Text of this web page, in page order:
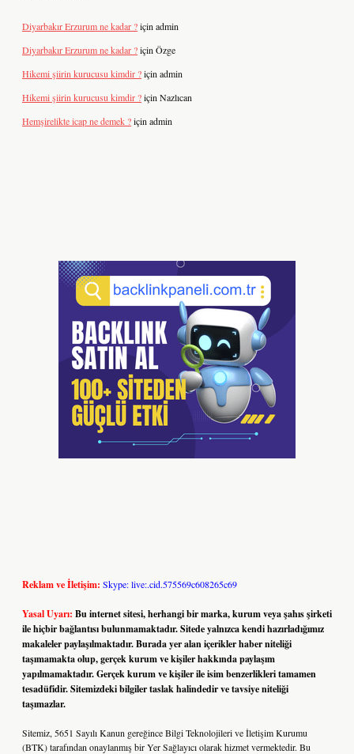
Diyarbakır Erzurum ne kadar ?için admin
Diyarbakır Erzurum ne kadar ?için Özge
Hikemi şiirin kurucusu kimdir ?için admin
Hikemi şiirin kurucusu kimdir ?için Nazlıcan
Hemşirelikte icap ne demek ?için admin
Reklam ve İletişim: Skype: live:.cid.575569c608265c69
Yasal Uyarı: Bu internet sitesi, herhangi bir marka, kurum veya şahıs şirketi
ile hiçbir bağlantısı bulunmamaktadır. Sitede yalnızca kendi hazırladığımız
makaleler paylaşılmaktadır. Burada yer alan içerikler haber niteliği
taşımamakta olup, gerçek kurum ve kişiler hakkında paylaşım
yapılmamaktadır. Gerçek kurum ve kişiler ile isim benzerlikleri tamamen
tesadüfidir. Sitemizdeki bilgiler taslak halindedir ve tavsiye niteliği
taşımazlar.
Sitemiz, 5651 Sayılı Kanun gereğince Bilgi Teknolojileri ve İletişim Kurumu
(BTK) tarafından onaylanmış bir Yer Sağlayıcı olarak hizmet vermektedir. Bu